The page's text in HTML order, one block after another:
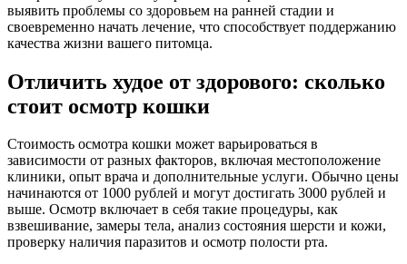
выявить проблемы со здоровьем на ранней стадии и
своевременно начать лечение, что способствует поддержанию
качества жизни вашего питомца.
Отличить худое от здорового: сколько
стоит осмотр кошки
Стоимость осмотра кошки может варьироваться в
зависимости от разных факторов, включая местоположение
клиники, опыт врача и дополнительные услуги. Обычно цены
начинаются от 1000 рублей и могут достигать 3000 рублей и
выше. Осмотр включает в себя такие процедуры, как
взвешивание, замеры тела, анализ состояния шерсти и кожи,
проверку наличия паразитов и осмотр полости рта.